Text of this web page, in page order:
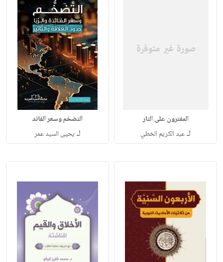
المفترون على التار
لـعبد الكريم الخطي
التضخم وسعر الفائد
لـ يحيى السيد عمر